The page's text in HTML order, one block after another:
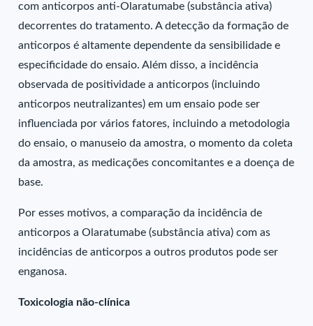
com anticorpos anti-Olaratumabe (substância ativa)
decorrentes do tratamento. A detecção da formação de
anticorpos é altamente dependente da sensibilidade e
especificidade do ensaio. Além disso, a incidência
observada de positividade a anticorpos (incluindo
anticorpos neutralizantes) em um ensaio pode ser
influenciada por vários fatores, incluindo a metodologia
do ensaio, o manuseio da amostra, o momento da coleta
da amostra, as medicações concomitantes e a doença de
base.
Por esses motivos, a comparação da incidência de
anticorpos a Olaratumabe (substância ativa) com as
incidências de anticorpos a outros produtos pode ser
enganosa.
Toxicologia não-clínica